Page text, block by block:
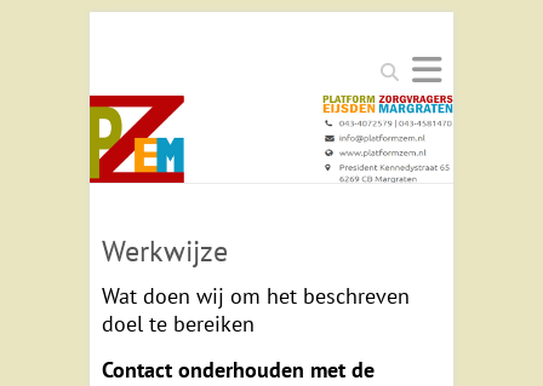
Zoeken
Werkwijze
Wat doen wij om het beschreven
doel te bereiken
Contact onderhouden met de